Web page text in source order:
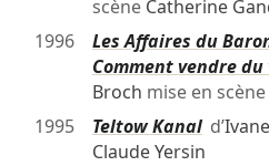
scène Catherine
1996
Les Affaires du
Comment vendre
Broch mise en scène
1995
Teltow Kanald’
Claude Yersin